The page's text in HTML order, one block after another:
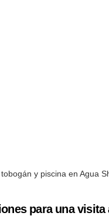
y piscina en Agua
para una visita